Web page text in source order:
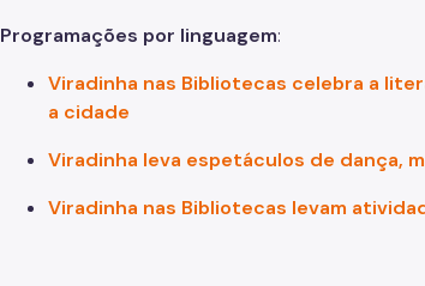
Programações por linguagem:
Viradinha nas Bibliotecas celebra a
a cidade
Viradinha leva espetáculos de dança,
Viradinha nas Bibliotecas levam